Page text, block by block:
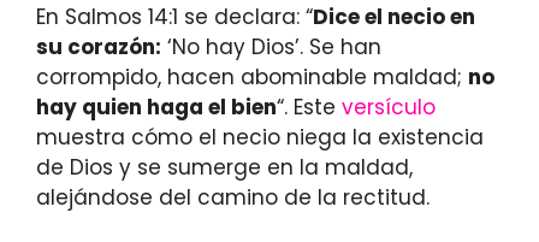
En Salmos 14:1 se declara: “Dice el necio en
su corazón: ‘No hay Dios’. Se han
corrompido, hacen abominable maldad; no
hay quien haga el bien“. Este versículo
muestra cómo el necio niega la existencia
de Dios y se sumerge en la maldad,
alejándose del camino de la rectitud.